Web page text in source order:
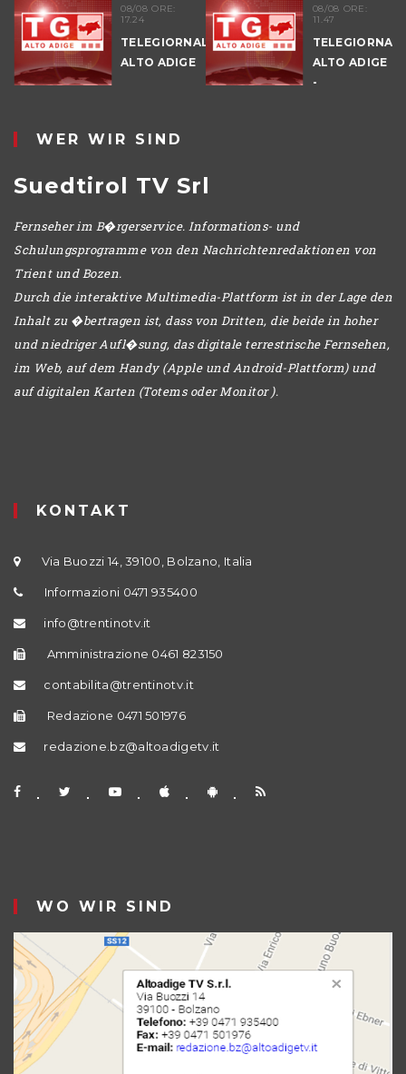
08/08 ORE:
17.24
TELEGIORNALE
ALTO ADIGE
08/08 ORE:
11.47
ALTO ADIGE
-
WER WIR SIND
Suedtirol TV Srl
Fernseher im B�rgerservice. Informations- und
Schulungsprogramme von den Nachrichtenredaktionen von
Trient und Bozen.
Durch die interaktive Multimedia-Plattform ist in der Lage den
Inhalt zu �bertragen ist, dass von Dritten, die beide in hoher
und niedriger Aufl�sung, das digitale terrestrische Fernsehen,
im Web, auf dem Handy (Apple und Android-Plattform) und
auf digitalen Karten (Totems oder Monitor ).
KONTAKT
Via Buozzi 14, 39100, Bolzano, Italia
Informazioni 0471 935400
info@trentinotv.it
Amministrazione 0461 823150
contabilita@trentinotv.it
Redazione 0471 501976
redazione.bz@altoadigetv.it
WO WIR SIND